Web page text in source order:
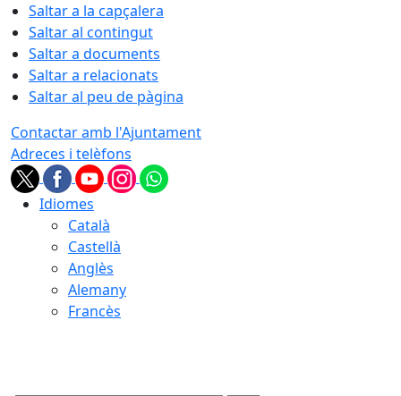
Saltar a la capçalera
Saltar al contingut
Saltar a documents
Saltar a relacionats
Saltar al peu de pàgina
Contactar amb l'Ajuntament
Adreces i telèfons
Idiomes
Català
Castellà
Anglès
Alemany
Francès